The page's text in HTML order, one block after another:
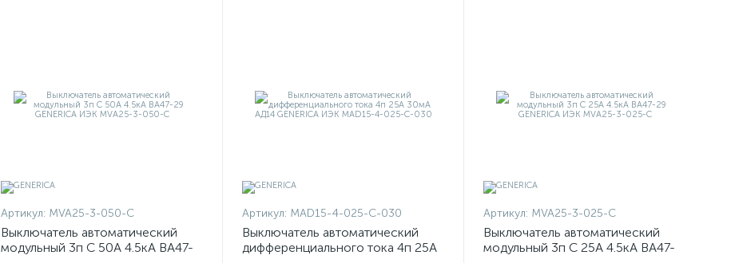
Артикул: MVA25-3-050-C
Выключатель автоматический
модульный 3п C 50А 4.5кА ВА47-
Артикул: MAD15-4-025-C-030
Выключатель автоматический
дифференциального тока 4п 25А
Артикул: MVA25-3-025-C
Выключатель автоматический
модульный 3п C 25А 4.5кА ВА47-